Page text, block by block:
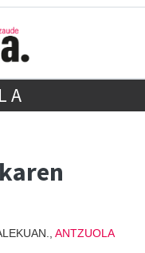
ANTZUOLA